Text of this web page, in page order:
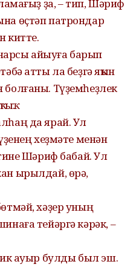
ҙа, – тип, Шәриф
өҫтәп патрондар
китте.
айыуға барып
атты ла беҙгә яҡын
Түҙемһеҙлек
да ярай. Ул
хеҙмәте менән
Шәриф бабай. Ул
ырылдай, өрә,
хәҙер уның
тейәргә кәрәк, –
ауыр булды был эш.